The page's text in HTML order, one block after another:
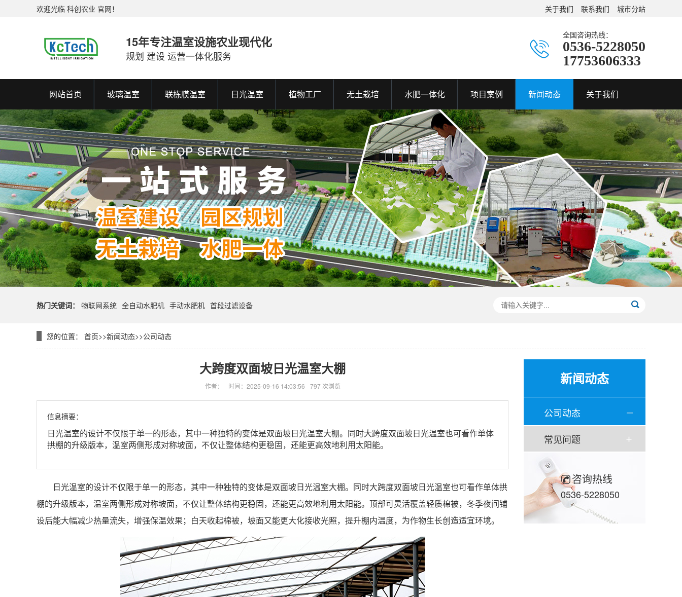
关于我们 联系我们 城市分站
欢迎光临 科创农业 官网！
15年专注温室设施农业现代化
规划 建设 运营一体化服务
全国咨询热线：
0536-5228050
17753606333
网站首页 玻璃温室 联栋膜温室 日光温室 植物工厂 无土栽培 水肥一体化 项目案例 新闻动态 关于我们
热门关键词： 物联网系统 全自动水肥机 手动水肥机 首段过滤设备
您的位置： 首页>>新闻动态>>公司动态
新闻动态
公司动态
常见问题
咨询热线
0536-5228050
大跨度双面坡日光温室大棚
作者： 时间：2025-09-16 14:03:56 797 次浏览
信息摘要：
日光温室的设计不仅限于单一的形态，其中一种独特的变体是双面坡日光温室大棚。 同时大跨度双面坡日光温室也可看作单体
拱棚的升级版本，温室两侧形成对称坡面，不仅让整体结构更稳固，还能更高效地利用太阳能。
日光温室的设计不仅限于单一的形态，其中一种独特的变体是双面坡日光温室大棚。 同时大跨度双面坡日光温室也可看作单体拱
棚的升级版本，温室两侧形成对称坡面，不仅让整体结构更稳固，还能更高效地利用太阳能。顶部可灵活覆盖轻质棉被，冬季夜间铺
设后能大幅减少热量流失，增强保温效果；白天收起棉被，坡面又能更大化接收光照，提升棚内温度，为作物生长创造适宜环境。